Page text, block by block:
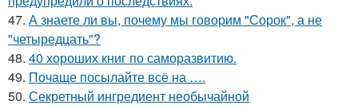
47. А знаете ли вы, почему мы говорим "Сорок", а не
"четыредцать"?
48. 40 хороших книг по саморазвитию.
49. Почаще посылайте всё на ….
50. Секретный ингредиент необычайной